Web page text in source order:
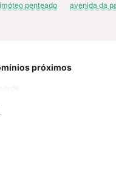
penteado avenida da
próximos